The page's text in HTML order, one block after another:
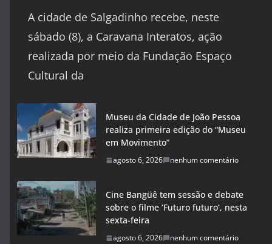
A cidade de Salgadinho recebe, neste
sábado (8), a Caravana Interatos, ação
realizada por meio da Fundação Espaço
Cultural da
Museu da Cidade de João Pessoa
realiza primeira edição do “Museu
em Movimento”
agosto 6, 2026 nenhum comentário
Cine Bangüê tem sessão e debate
sobre o filme ‘Futuro futuro’, nesta
sexta-feira
agosto 6, 2026 nenhum comentário